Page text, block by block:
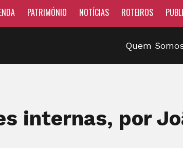
PATRIMÓNIO NOTÍCIAS ROTEIROS
Quem
internas, por